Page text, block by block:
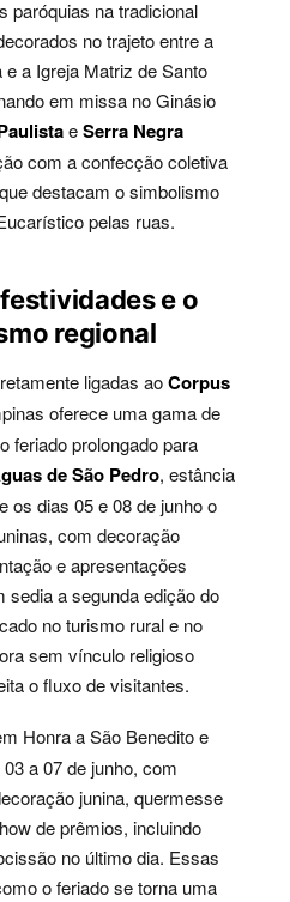
paróquias na tradicional
no trajeto entre a
e a Igreja Matriz de Santo
em missa no Ginásio
eSerra Negra
com a confecção coletiva
destacam o simbolismo
pelas ruas.
e o
regional
ligadas aoCorpus
oferece uma gama de
feriado prolongado para
de São Pedro, estância
os dias 05 e 08 de junho o
com decoração
e apresentações
a segunda edição do
no turismo rural e no
sem vínculo religioso
o fluxo de visitantes.
Honra a São Benedito e
a 07 de junho, com
junina, quermesse
de prêmios, incluindo
no último dia. Essas
o feriado se torna uma